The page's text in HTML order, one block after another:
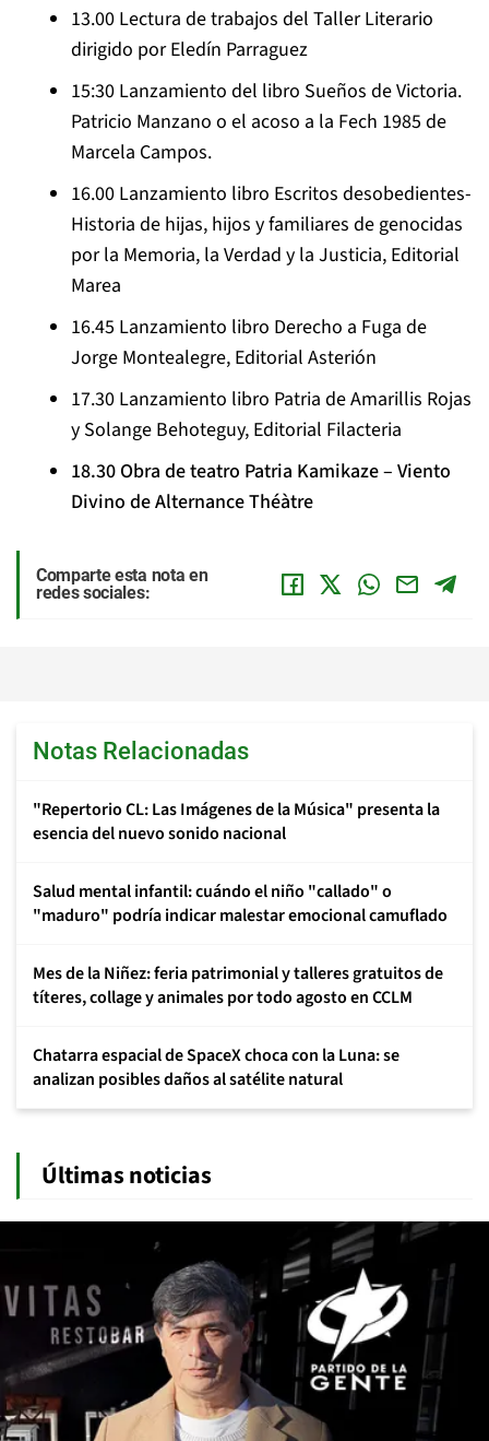
13.00 Lectura de trabajos del Taller Literario
dirigido por Eledín Parraguez
15:30 Lanzamiento del libro Sueños de Victoria.
Patricio Manzano o el acoso a la Fech 1985 de
Marcela Campos.
16.00 Lanzamiento libro Escritos desobedientes-
Historia de hijas, hijos y familiares de genocidas
por la Memoria, la Verdad y la Justicia, Editorial
Marea
16.45 Lanzamiento libro Derecho a Fuga de
Jorge Montealegre, Editorial Asterión
17.30 Lanzamiento libro Patria de Amarillis Rojas
y Solange Behoteguy, Editorial Filacteria
18.30 Obra de teatro Patria Kamikaze – Viento
Divino de Alternance Théàtre
Comparte esta nota en
redes sociales:
Notas Relacionadas
"Repertorio CL: Las Imágenes de la Música" presenta la
esencia del nuevo sonido nacional
Salud mental infantil: cuándo el niño "callado" o
"maduro" podría indicar malestar emocional camuflado
Mes de la Niñez: feria patrimonial y talleres gratuitos de
títeres, collage y animales por todo agosto en CCLM
Chatarra espacial de SpaceX choca con la Luna: se
analizan posibles daños al satélite natural
Últimas noticias